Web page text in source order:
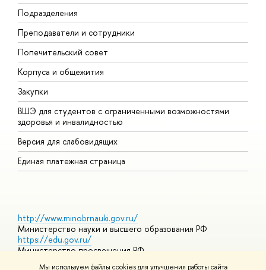
Мы используем файлы cookies для улучшения работы сайта
Подразделения
Преподаватели и сотрудники
Попечительский совет
Корпуса и общежития
Закупки
ВШЭ для студентов с ограниченными возможностями
здоровья и инвалидностью
Версия для слабовидящих
Единая платежная страница
http://www.minobrnauki.gov.ru/
Министерство науки и высшего образования РФ
https://edu.gov.ru/
Министерство просвещения РФ
https://elearning.hse.ru/mooc